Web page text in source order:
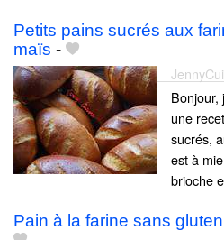
Petits pains sucrés aux
maïs -
Bonjour,
une
sucrés,
est à
brioche
Pain à la farine sans